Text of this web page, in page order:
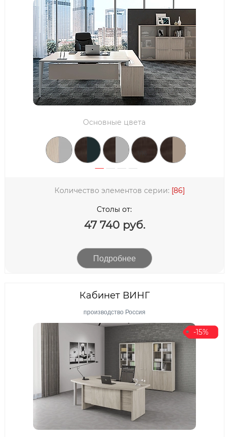
Основные цвета
Количество элементов серии: [86]
Столы от:
47 740 руб.
Подробнее
Кабинет ВИНГ
производство Россия
-15%